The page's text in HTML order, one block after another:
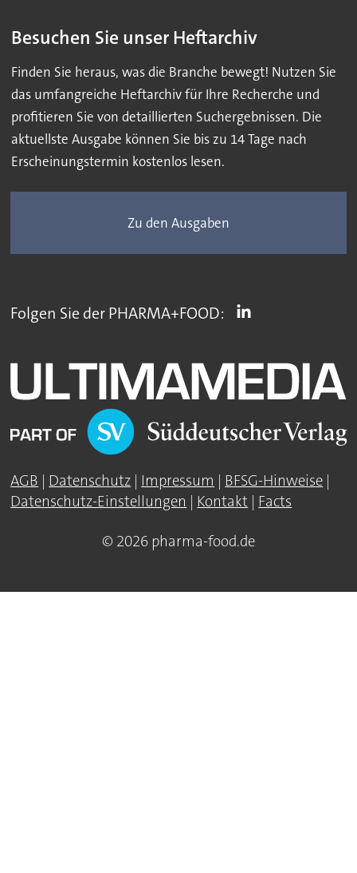
Besuchen Sie unser Heftarchiv
Finden Sie heraus, was die Branche bewegt! Nutzen Sie
das umfangreiche Heftarchiv für Ihre Recherche und
profitieren Sie von detaillierten Suchergebnissen. Die
aktuellste Ausgabe können Sie bis zu 14 Tage nach
Erscheinungstermin kostenlos lesen.
Zu den Ausgaben
Folgen Sie der PHARMA+FOOD:
AGB | Datenschutz | Impressum | BFSG-Hinweise |
Datenschutz-Einstellungen | Kontakt | Facts
© 2026 pharma-food.de